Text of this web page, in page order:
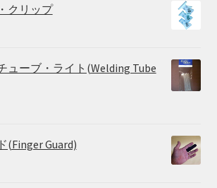
クリップ
ューブ・ライト(Welding Tube
(Finger Guard)